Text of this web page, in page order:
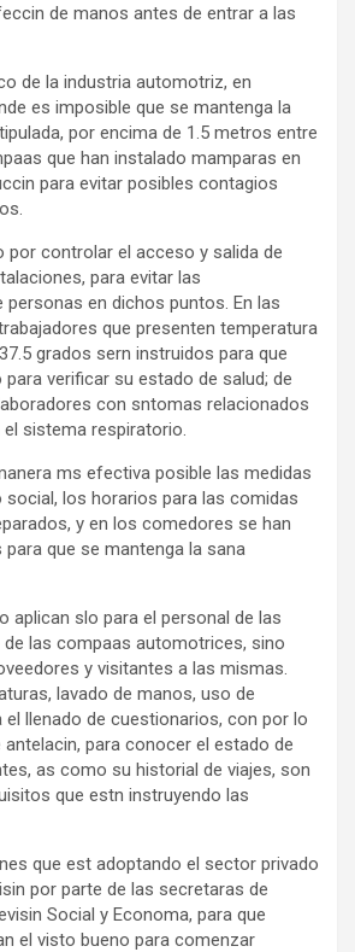
de manos antes de entrar a las
de la industria automotriz, en
es imposible que se mantenga la
por encima de 1.5 metros entre
que han instalado mamparas en
para evitar posibles contagios
por controlar el acceso y salida de
para evitar las
personas en dichos puntos. En las
que presenten temperatura
grados sern instruidos para que
verificar su estado de salud; de
con sntomas relacionados
sistema respiratorio.
ms efectiva posible las medidas
social, los horarios para las comidas
y en los comedores se han
que se mantenga la sana
aplican slo para el personal de las
de las compaas automotrices, sino
y visitantes a las mismas.
lavado de manos, uso de
llenado de cuestionarios, con por lo
para conocer el estado de
as como su historial de viajes, son
que estn instruyendo las
que est adoptando el sector privado
por parte de las secretaras de
Social y Economa, para que
el visto bueno para comenzar